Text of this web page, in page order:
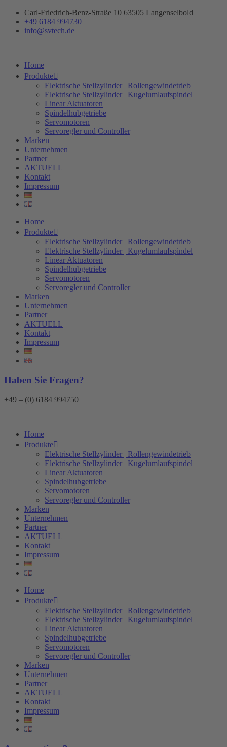
Zum
Inhalt
springen
Carl-Friedrich-Benz-Straße 10 63505 Langenselbold
+49 6184 994730
info@svtech.de
Home
Produkte
Elektrische Stellzylinder | Rollengewindetrieb
Elektrische Stellzylinder | Kugelumlaufspindel
Linear Aktuatoren
Spindelhubgetriebe
Servomotoren
Servoregler und Controller
Marken
Unternehmen
Partner
AKTUELL
Kontakt
Impressum
Home
Produkte
Elektrische Stellzylinder | Rollengewindetrieb
Elektrische Stellzylinder | Kugelumlaufspindel
Linear Aktuatoren
Spindelhubgetriebe
Servomotoren
Servoregler und Controller
Marken
Unternehmen
Partner
AKTUELL
Kontakt
Impressum
Haben Sie Fragen?
+49 – (0) 6184 994750
Home
Produkte
Elektrische Stellzylinder | Rollengewindetrieb
Elektrische Stellzylinder | Kugelumlaufspindel
Linear Aktuatoren
Spindelhubgetriebe
Servomotoren
Servoregler und Controller
Marken
Unternehmen
Partner
AKTUELL
Kontakt
Impressum
Home
Produkte
Elektrische Stellzylinder | Rollengewindetrieb
Elektrische Stellzylinder | Kugelumlaufspindel
Linear Aktuatoren
Spindelhubgetriebe
Servomotoren
Servoregler und Controller
Marken
Unternehmen
Partner
AKTUELL
Kontakt
Impressum